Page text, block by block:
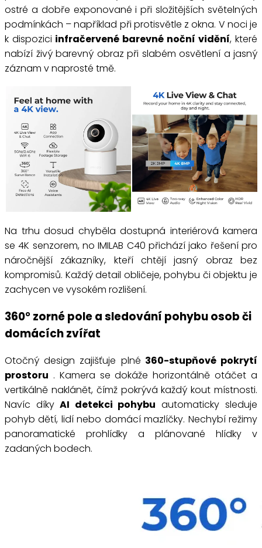
ostré a dobře exponované i při složitějších světelných
podmínkách – například při protisvětle z okna. V noci je
k dispozici infračervené barevné noční vidění, které
nabízí živý barevný obraz při slabém osvětlení a jasný
záznam v naprosté tmě.
Na trhu dosud chyběla dostupná interiérová kamera
se 4K senzorem, no IMILAB C40 přichází jako řešení pro
náročnější zákazníky, kteří chtějí jasný obraz bez
kompromisů. Každý detail obličeje, pohybu či objektu je
zachycen ve vysokém rozlišení.
360° zorné pole a sledování pohybu osob či
domácích zvířat
Otočný design zajišťuje plné 360-stupňové pokrytí
prostoru . Kamera se dokáže horizontálně otáčet a
vertikálně naklánět, čímž pokrývá každý kout místnosti.
Navíc díkyAI detekci pohybu automaticky sleduje
pohyb dětí, lidí nebo domácí mazlíčky. Nechybí režimy
panoramatické prohlídky a plánované hlídky v
zadaných bodech.